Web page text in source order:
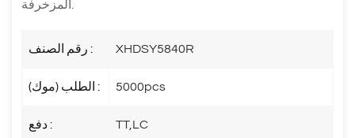
المزخرفة.
رقم الصنف : XHDSY5840R
الطلب (موك) : 5000pcs
دفع : TT,LC